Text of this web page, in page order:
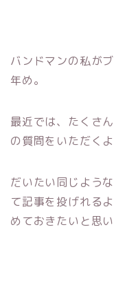
バンドマンの私が
年め。
最近では、たくさ
の質問をいただく
だいたい同じよう
て記事を投げれる
めておきたいと思い